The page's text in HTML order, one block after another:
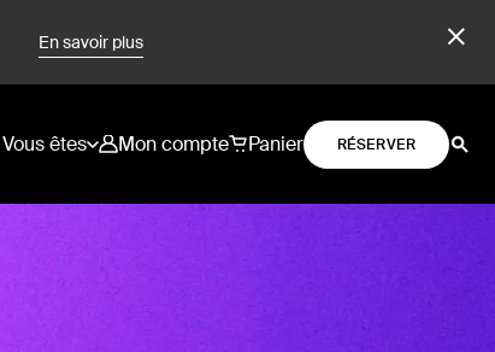
En savoir plus
Vous êtes Mon compte Panier RÉSERVER